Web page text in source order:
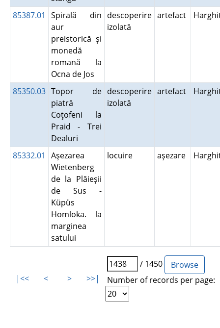
85387.01
Spirală din
aur
preistorică şi
monedă
romană la
Ocna de Jos
descoperire
izolată
artefact
85350.03 Topor de
piatră
Coţofeni la
Praid - Trei
Dealuri
descoperire
izolată
artefact
85332.01
Aşezarea
Wietenberg
de la Plăieşii
de Sus -
Küpüs
Homloka. la
marginea
satului
locuire aşezare
|<< < > >>|
/ 1450
Number of records per page: